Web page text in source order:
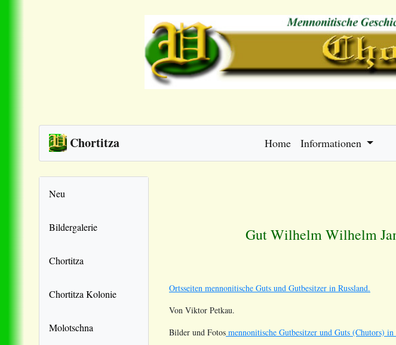
Chortitza Home Informationen
Neu
Bildergalerie
Chortitza
Chortitza Kolonie
Molotschna
Gut Wilhelm Wilhelm
Ortsseiten mennonitische Guts und Gutbesitzer in Russland.
Von Viktor Petkau.
Bilder und Fotos mennonitische Gutbesitzer und Guts (Chutors) in